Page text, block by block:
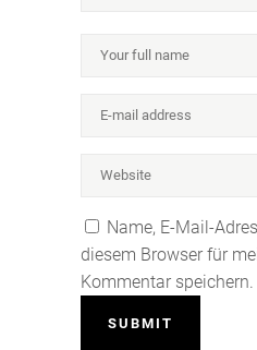
Name, E-Mail-
diesem Browser für
Kommentar speichern.